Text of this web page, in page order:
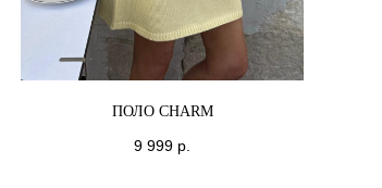
ПОЛО CHARM
9 999 р.